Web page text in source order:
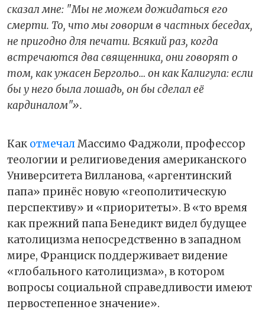
сказал мне: "Мы не можем дожидаться его
смерти. То, что мы говорим в частных беседах,
не пригодно для печати. Всякий раз, когда
встречаются два священника, они говорят о
том, как ужасен Бергольо… он как Калигула: если
бы у него была лошадь, он бы сделал её
кардиналом"».
Как отмечалМассимо Фаджоли, профессор
теологии и религиоведения американского
Университета Вилланова, «аргентинский
папа» принёс новую «геополитическую
перспективу» и «приоритеты». В «то время
как прежний папа Бенедикт видел будущее
католицизма непосредственно в западном
мире, Франциск поддерживает видение
«глобального католицизма», в котором
вопросы социальной справедливости имеют
первостепенное значение».